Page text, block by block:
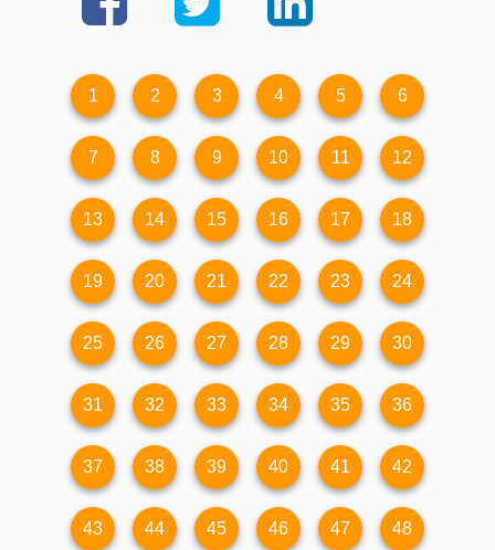
1 2 3 4 5 6
7 8 9 10 11 12
13 14 15 16 17 18
19 20 21 22 23 24
25 26 27 28 29 30
31 32 33 34 35 36
37 38 39 40 41 42
43 44 45 46 47 48